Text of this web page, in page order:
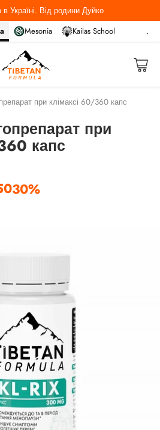
Mesonia Kailas School
Україні. Від родини Дуйко
при клімаксі 60/360 капс
при
капс
30%